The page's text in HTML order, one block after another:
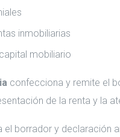
inmobiliarias
mobiliario
confecciona y remite el
de la renta y la
el borrador y declaración